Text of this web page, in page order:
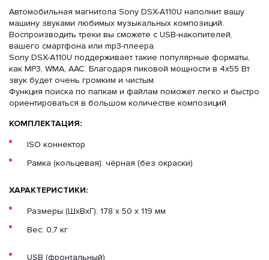
Автомобильная магнитола Sony DSX-A110U наполнит вашу
машину звуками любимых музыкальных композиций.
Воспроизводить треки вы сможете с USB-накопителей,
вашего смартфона или mp3-плеера.
Sony DSX-A110U поддерживает такие популярные форматы,
как MP3, WMA, AAC. Благодаря пиковой мощности в 4x55 Вт
звук будет очень громким и чистым.
Функция поиска по папкам и файлам поможет легко и быстро
ориентироваться в большом количестве композиций.
КОМПЛЕКТАЦИЯ:
ISO коннектор
Рамка (кольцевая): чёрная (без окраски)
ХАРАКТЕРИСТИКИ:
Размеры (ШхВхГ): 178 x 50 x 119 мм
Вес: 0,7 кг
USB (фронтальный)